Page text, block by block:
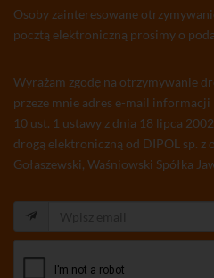
Osoby zainteresowane
pocztą elektroniczną prosimy o
Wyrażam zgodę na otrzymywanie
przeze mnie adres e-mail
10 ust. 1 ustawy z dnia 18 lipca
drogą elektroniczną od DIPOL sp. z
Gołaszewski, Waśniowski Spółka